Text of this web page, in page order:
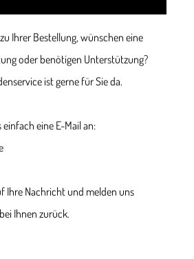
Ihrer Bestellung, wünschen eine
oder benötigen Unterstützung?
ist gerne für Sie da.
eine E-Mail an:
Ihre Nachricht und melden uns
Ihnen zurück.